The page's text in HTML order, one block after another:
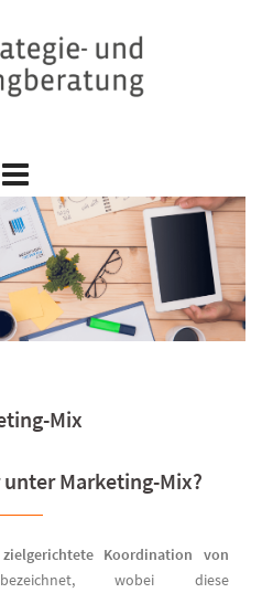
Mix
Marketing-Mix?
zielgerichtete Koordination von
wobei diese